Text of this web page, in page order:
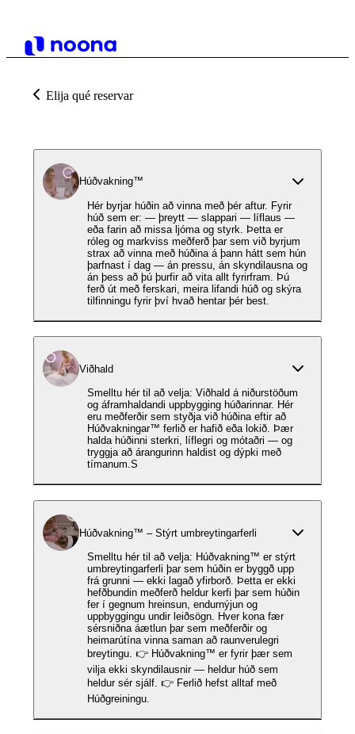
Elija qué reservar
Húðvakning™️
Hér byrjar húðin að vinna með þér aftur. Fyrir
húð sem er: — þreytt — slappari — líflaus —
eða farin að missa ljóma og styrk. Þetta er
róleg og markviss meðferð þar sem við byrjum
strax að vinna með húðina á þann hátt sem hún
þarfnast í dag — án pressu, án skyndilausna og
án þess að þú þurfir að vita allt fyrirfram. Þú
ferð út með ferskari, meira lifandi húð og skýra
tilfinningu fyrir því hvað hentar þér best.
Viðhald
Smelltu hér til að velja: Viðhald á niðurstöðum
og áframhaldandi uppbygging húðarinnar. Hér
eru meðferðir sem styðja við húðina eftir að
Húðvakningar™ ferlið er hafið eða lokið. Þær
halda húðinni sterkri, líflegri og mótaðri — og
tryggja að árangurinn haldist og dýpki með
tímanum.S
Húðvakning™ – Stýrt umbreytingarferli
Smelltu hér til að velja: Húðvakning™ er stýrt
umbreytingarferli þar sem húðin er byggð upp
frá grunni — ekki lagað yfirborð. Þetta er ekki
hefðbundin meðferð heldur kerfi þar sem húðin
fer í gegnum hreinsun, endurnýjun og
uppbyggingu undir leiðsögn. Hver kona fær
sérsniðna áætlun þar sem meðferðir og
heimarútína vinna saman að raunverulegri
breytingu. 👉 Húðvakning™ er fyrir þær sem
vilja ekki skyndilausnir — heldur húð sem
heldur sér sjálf. 👉 Ferlið hefst alltaf með
Húðgreiningu.